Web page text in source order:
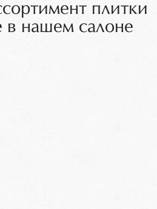
плитки
в нашем салоне